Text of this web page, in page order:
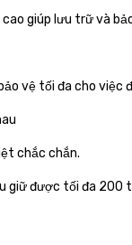
giúp lưu trữ và
vệ tối đa cho việc
chắc chắn.
giữ được tối đa 200